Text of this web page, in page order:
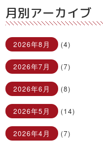
月別アーカイブ
2026年8月 (4)
2026年7月 (7)
2026年6月 (8)
2026年5月 (14)
2026年4月 (7)